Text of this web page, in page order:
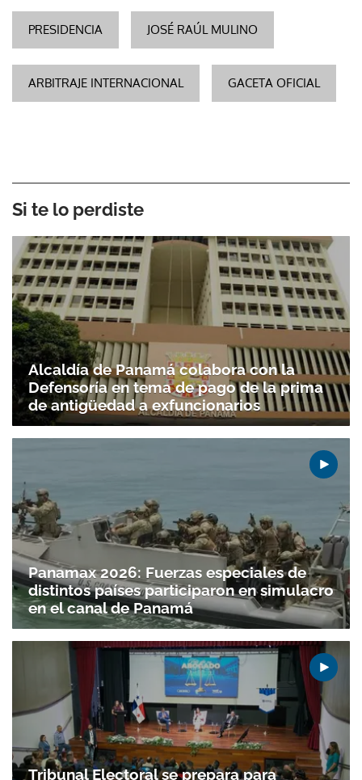
PRESIDENCIA JOSÉ RAÚL MULINO
ARBITRAJE INTERNACIONAL GACETA OFICIAL
Si te lo perdiste
Alcaldía de Panamá colabora con la
Defensoría en tema de pago de la prima
de antigüedad a exfuncionarios
Panamax 2026: Fuerzas especiales de
distintos países participaron en simulacro
en el canal de Panamá
Tribunal Electoral se prepara para